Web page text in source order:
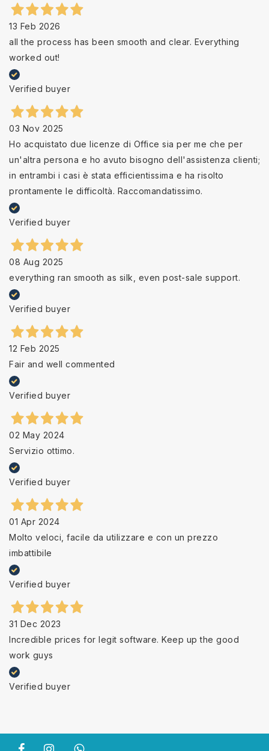
13 Feb 2026
all the process has been smooth and clear. Everything
worked out!
Verified buyer
03 Nov 2025
Ho acquistato due licenze di Office sia per me che per
un'altra persona e ho avuto bisogno dell'assistenza clienti;
in entrambi i casi è stata efficientissima e ha risolto
prontamente le difficoltà. Raccomandatissimo.
Verified buyer
08 Aug 2025
everything ran smooth as silk, even post-sale support.
Verified buyer
12 Feb 2025
Fair and well commented
Verified buyer
02 May 2024
Servizio ottimo.
Verified buyer
01 Apr 2024
Molto veloci, facile da utilizzare e con un prezzo
imbattibile
Verified buyer
31 Dec 2023
Incredible prices for legit software. Keep up the good
work guys
Verified buyer